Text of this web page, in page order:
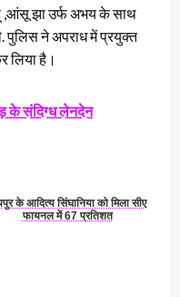
,आंसू झा उर्फ अभय के साथ
पुलिस ने अपराध में प्रयुक्त
लिया है।
के संदिग्ध लेनदेन
के आदित्य सिंघानिया को मिला सीए
फायनल में 67 प्रतिशत